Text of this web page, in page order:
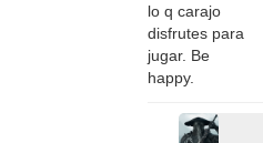
lo q carajo
disfrutes para
jugar. Be
happy.